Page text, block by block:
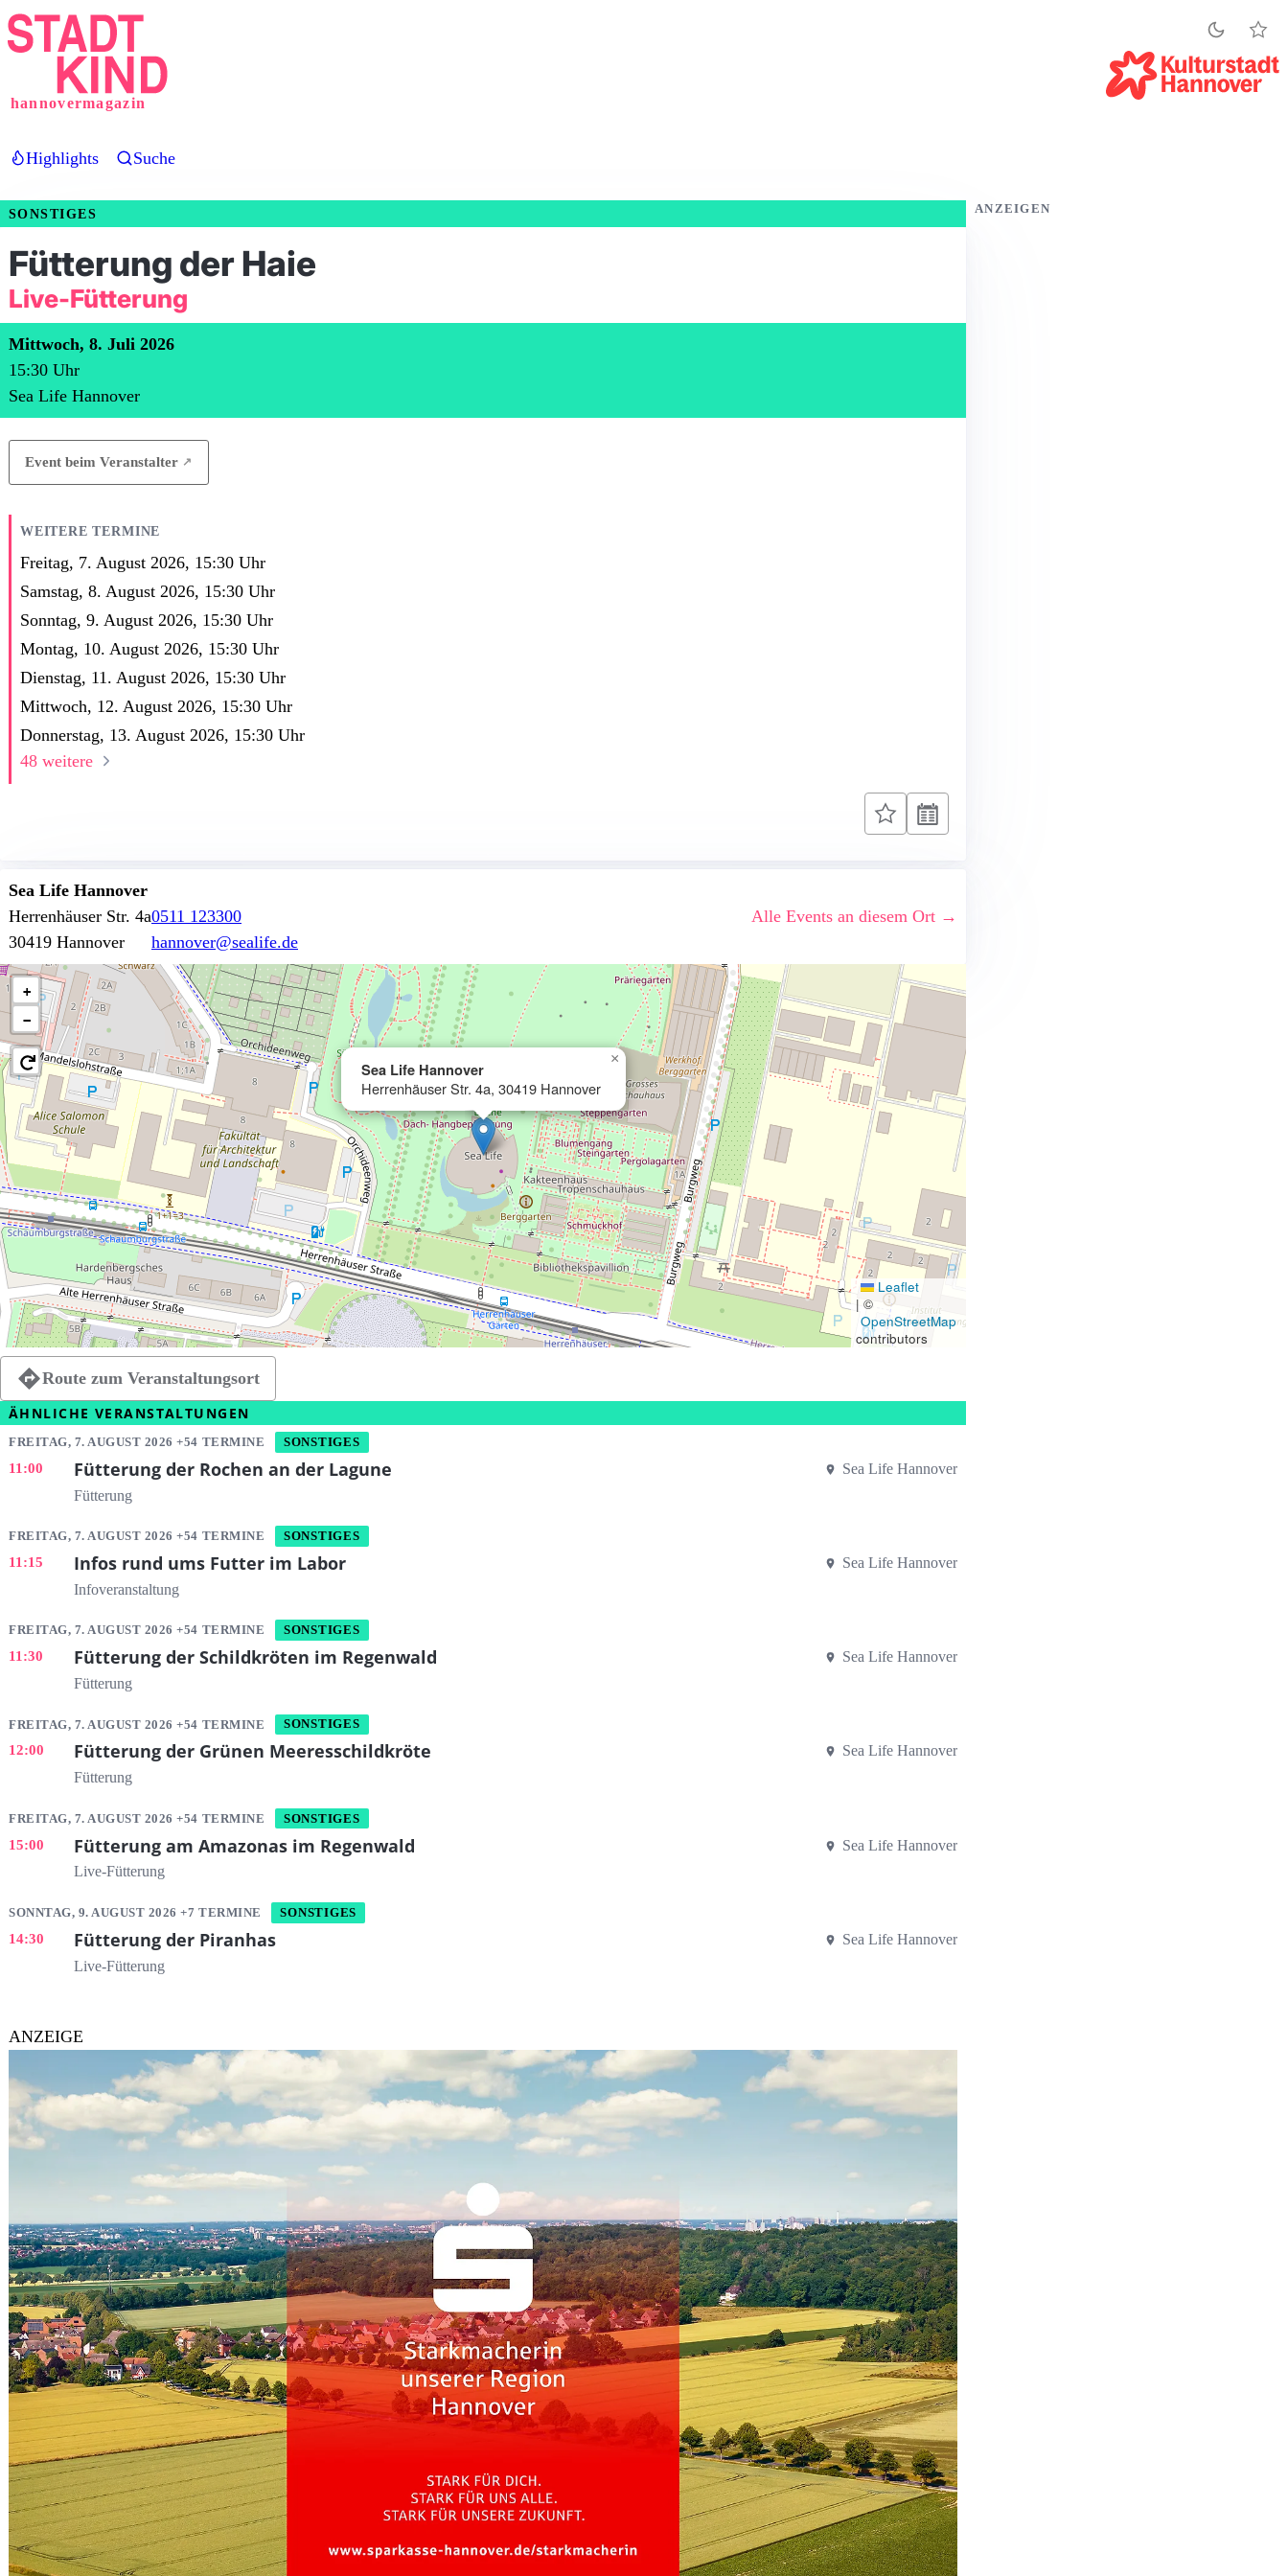
Direkt
zum
hannovermagazin
Highlights Suche
SONSTIGES
Fütterung der Haie
Live-Fütterung
Mittwoch, 8. Juli 2026
15:30 Uhr
Sea Life Hannover
Event beim Veranstalter
WEITERE TERMINE
Freitag, 7. August 2026, 15:30 Uhr
Samstag, 8. August 2026, 15:30 Uhr
Sonntag, 9. August 2026, 15:30 Uhr
Montag, 10. August 2026, 15:30 Uhr
Dienstag, 11. August 2026, 15:30 Uhr
Mittwoch, 12. August 2026, 15:30 Uhr
Donnerstag, 13. August 2026, 15:30 Uhr
48 weitere
Sea Life Hannover
Herrenhäuser Str. 4a
30419 Hannover
0511 123300
hannover@sealife.de
Alle Events an diesem Ort →
Sea Life Hannover
Herrenhäuser Str. 4a, 30419 Hannover
×
+
−
Leaflet
| ©
OpenStreetMap
contributors
Route zum Veranstaltungsort
ÄHNLICHE VERANSTALTUNGEN
FREITAG, 7. AUGUST 2026 +54 TERMINE SONSTIGES
11:00 Fütterung der Rochen an der Lagune
Fütterung
Sea Life Hannover
FREITAG, 7. AUGUST 2026 +54 TERMINE SONSTIGES
11:15 Infos rund ums Futter im Labor
Infoveranstaltung
Sea Life Hannover
FREITAG, 7. AUGUST 2026 +54 TERMINE SONSTIGES
11:30 Fütterung der Schildkröten im Regenwald
Fütterung
Sea Life Hannover
FREITAG, 7. AUGUST 2026 +54 TERMINE SONSTIGES
12:00 Fütterung der Grünen Meeresschildkröte
Fütterung
Sea Life Hannover
FREITAG, 7. AUGUST 2026 +54 TERMINE SONSTIGES
15:00 Fütterung am Amazonas im Regenwald
Live-Fütterung
Sea Life Hannover
SONNTAG, 9. AUGUST 2026 +7 TERMINE SONSTIGES
14:30 Fütterung der Piranhas
Live-Fütterung
Sea Life Hannover
ANZEIGE
ANZEIGEN